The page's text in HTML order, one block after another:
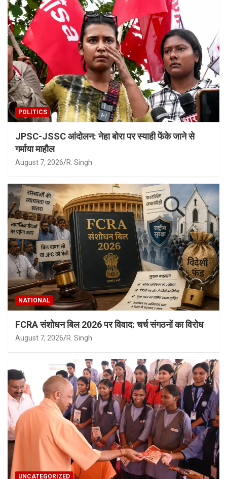
POLITICS
JPSC-JSSC आंदोलन: नेहा बोरा पर स्याही फेंके जाने से
गर्माया माहौल
August 7, 2026 R. Singh
NATIONAL
FCRA संशोधन बिल 2026 पर विवाद: चर्च संगठनों का विरोध
August 7, 2026 R. Singh
UNCATEGORIZED